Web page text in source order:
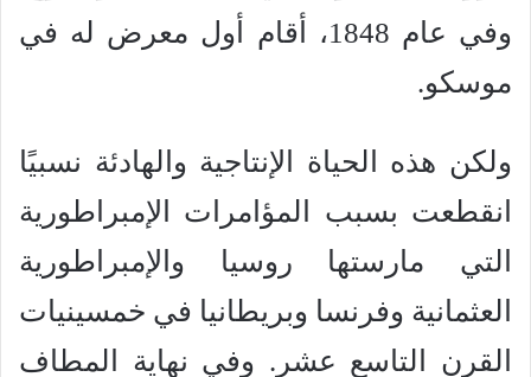
وفي عام 1848، أقام أول معرض له في
موسكو.
ولكن هذه الحياة الإنتاجية والهادئة نسبيًا
انقطعت بسبب المؤامرات الإمبراطورية
التي مارستها روسيا والإمبراطورية
العثمانية وفرنسا وبريطانيا في خمسينيات
القرن التاسع عشر. وفي نهاية المطاف